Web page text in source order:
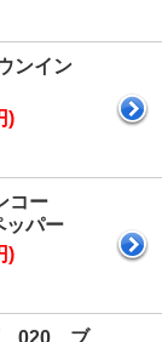
ンイン
)
コー
パー
)
020 ブ